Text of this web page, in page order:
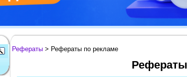
Рефераты > Рефераты по рекламе